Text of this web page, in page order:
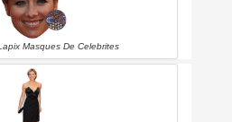
Masques De Celebrites